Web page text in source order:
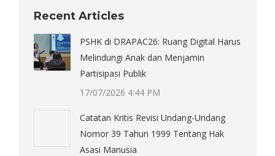
Recent Articles
PSHK di DRAPAC26: Ruang Digital Harus
Melindungi Anak dan Menjamin
Partisipasi Publik
17/07/2026 4:44 PM
Catatan Kritis Revisi Undang-Undang
Nomor 39 Tahun 1999 Tentang Hak
Asasi Manusia